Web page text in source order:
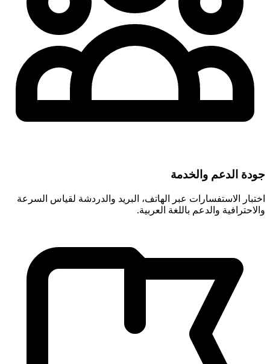
جودة الدعم والخدمة
اختبار الاستفسارات عبر الهاتف، البريد والدردشة لقياس السرعة
والاحترافية والدعم باللغة العربية.